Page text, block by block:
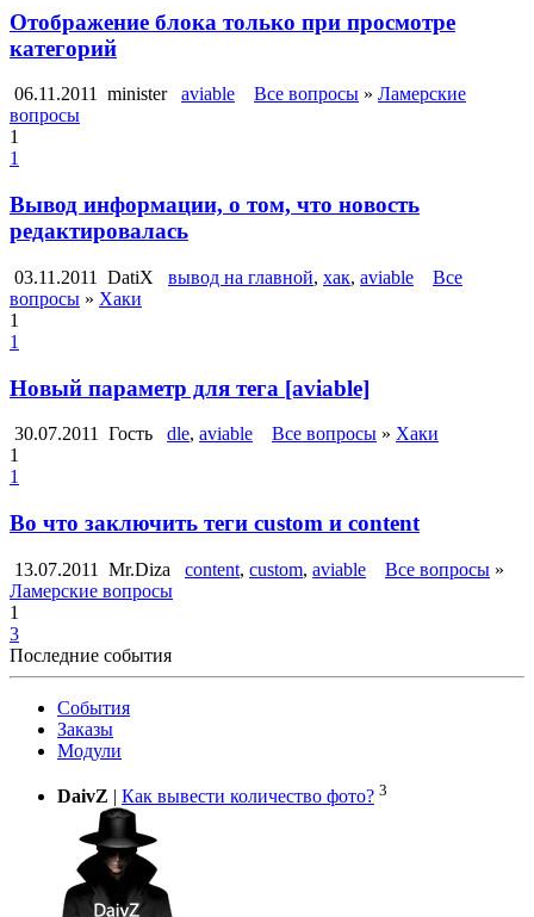
Отображение блока только при просмотре
категорий
06.11.2011 minister aviable Все вопросы » Ламерские
вопросы
1
1
Вывод информации, о том, что новость
редактировалась
03.11.2011 DatiX вывод на главной, хак, aviable
Все
вопросы » Хаки
1
1
Новый параметр для тега [aviable]
30.07.2011 Гость dle, aviable Все вопросы » Хаки
1
1
Во что заключить теги custom и content
13.07.2011 Mr.Diza content, custom, aviable Все вопросы »
Ламерские вопросы
1
3
Последние события
События
Заказы
Модули
DaivZ | Как вывести количество фото? 3